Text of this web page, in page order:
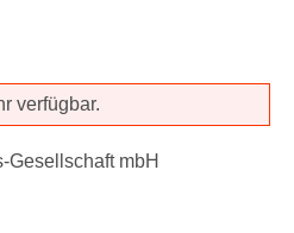
verfügbar.
Gesellschaft mbH